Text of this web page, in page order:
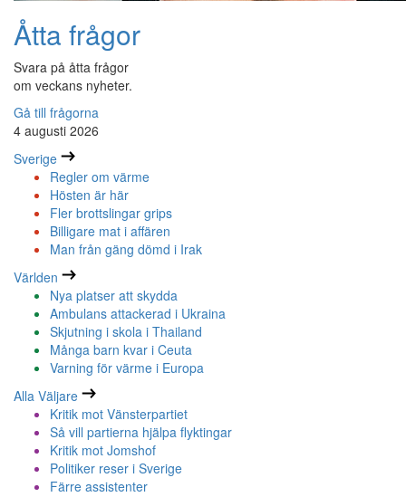
Åtta frågor
Svara på åtta frågor
om veckans nyheter.
Gå till frågorna
4 augusti 2026
Sverige
Regler om värme
Hösten är här
Fler brottslingar grips
Billigare mat i affären
Man från gäng dömd i Irak
Världen
Nya platser att skydda
Ambulans attackerad i Ukraina
Skjutning i skola i Thailand
Många barn kvar i Ceuta
Varning för värme i Europa
Alla Väljare
Kritik mot Vänsterpartiet
Så vill partierna hjälpa flyktingar
Kritik mot Jomshof
Politiker reser i Sverige
Färre assistenter